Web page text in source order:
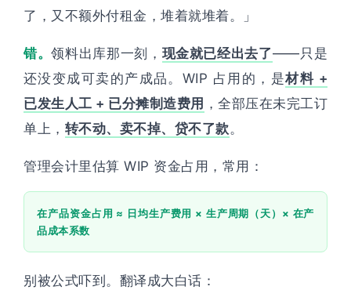
了，又不额外付租金，堆着就堆着。」
错。领料出库那一刻， 现金就已经出去了——只是
还没变成可卖的产成品。WIP 占用的，是材料 +
已发生人工 + 已分摊制造费用 ，全部压在未完工订
单上， 转不动、卖不掉、贷不了款。
管理会计里估算 WIP 资金占用，常用：
在产品资金占用 ≈ 日均生产费用 × 生产周期（天）× 在产
品成本系数
别被公式吓到。翻译成大白话：